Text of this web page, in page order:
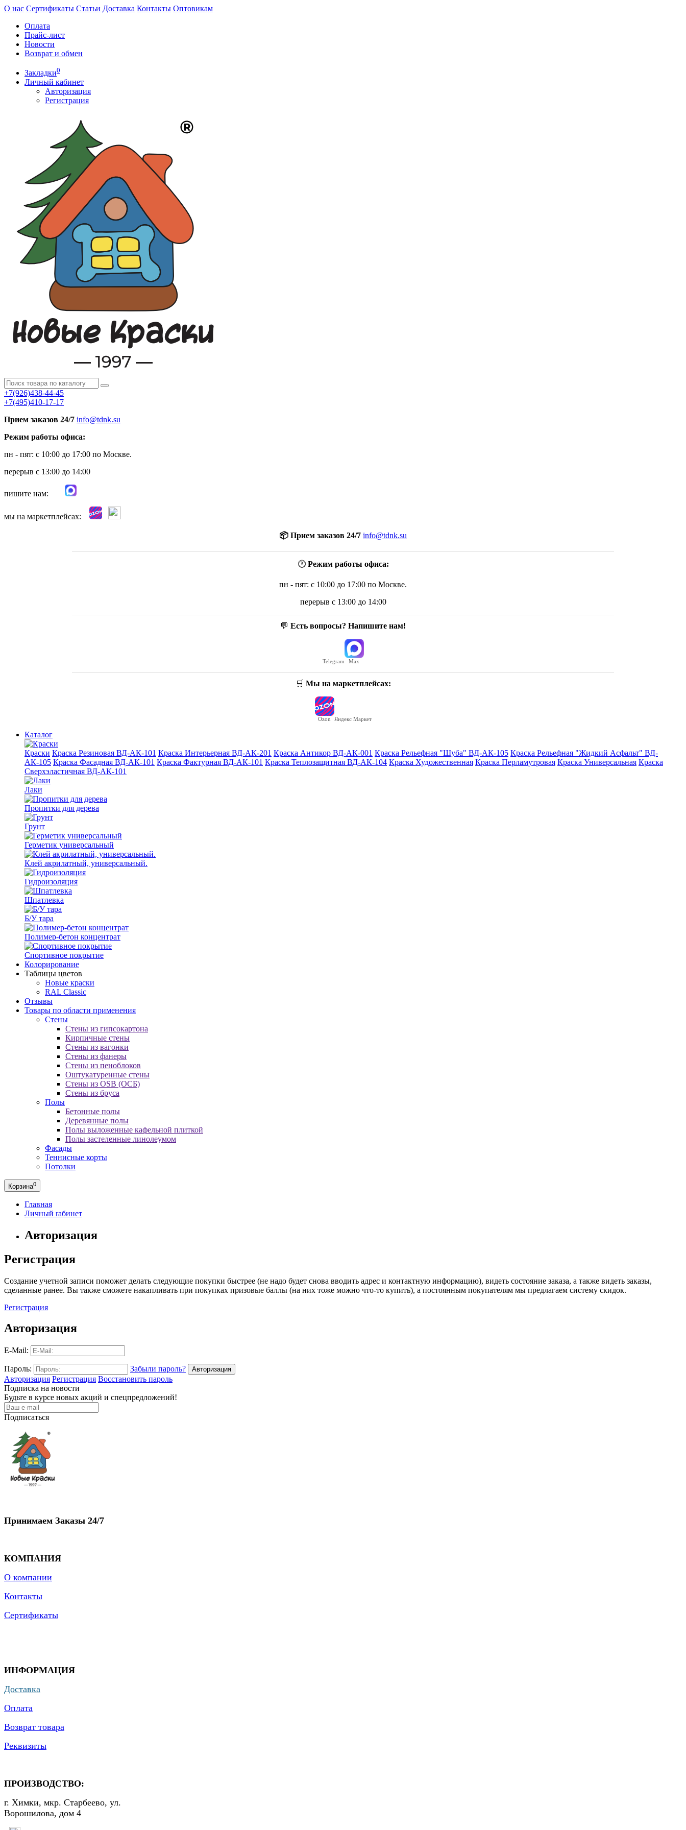
О нас Сертификаты Статьи Доставка Контакты Оптовикам
Оплата
Прайс-лист
Новости
Возврат и обмен
Закладки0
Личный кабинет
Авторизация
Регистрация
+7(926)438-44-45
+7(495)410-17-17
Прием заказов 24/7 info@tdnk.su
Режим работы офиса:
пн - пят: с 10:00 до 17:00 по Москве.
перерыв с 13:00 до 14:00
пишите нам:
мы на маркетплейсах:
📦 Прием заказов 24/7 info@tdnk.su
🕐 Режим работы офиса:
пн - пят: с 10:00 до 17:00 по Москве.
перерыв с 13:00 до 14:00
💬 Есть вопросы? Напишите нам!
Telegram Max
🛒 Мы на маркетплейсах:
Ozon Яндекс Маркет
Каталог
Краски Краска Резиновая ВД-АК-101 Краска Интерьерная ВД-АК-201 Краска Антикор ВД-АК-001 Краска Рельефная "Шуба" ВД-АК-105 Краска Рельефная "Жидкий Асфальт" ВД-
АК-105 Краска Фасадная ВД-АК-101 Краска Фактурная ВД-АК-101 Краска Теплозащитная ВД-АК-104 Краска Художественная Краска Перламутровая Краска Универсальная Краска
Сверхэластичная ВД-АК-101
Лаки
Пропитки для дерева
Грунт
Герметик универсальный
Клей акрилатный, универсальный.
Гидроизоляция
Шпатлевка
Б/У тара
Полимер-бетон концентрат
Спортивное покрытие
Колорирование
Таблицы цветов
Новые краски
RAL Classic
Отзывы
Товары по области применения
Стены
Стены из гипсокартона
Кирпичные стены
Стены из вагонки
Стены из фанеры
Стены из пеноблоков
Оштукатуренные стены
Стены из OSB (ОСБ)
Стены из бруса
Полы
Бетонные полы
Деревянные полы
Полы выложенные кафельной плиткой
Полы застеленные линолеумом
Фасады
Теннисные корты
Потолки
Корзина0
Главная
Личный rабинет
Авторизация
Регистрация
Создание учетной записи поможет делать следующие покупки быстрее (не надо будет снова вводить адрес и контактную информацию), видеть состояние заказа, а также видеть заказы,
сделанные ранее. Вы также сможете накапливать при покупках призовые баллы (на них тоже можно что-то купить), а постоянным покупателям мы предлагаем систему скидок.
Регистрация
Авторизация
E-Mail:
Пароль:
Забыли пароль?
Авторизация Регистрация Восстановить пароль
Подписка на новости
Будьте в курсе новых акций и спецпредложений!
Подписаться
Принимаем Заказы 24/7
КОМПАНИЯ
О компании
Контакты
Сертификаты
ИНФОРМАЦИЯ
Доставка
Оплата
Возврат товара
Реквизиты
ПРОИЗВОДСТВО:
г. Химки, мкр. Старбеево, ул.
Ворошилова, дом 4